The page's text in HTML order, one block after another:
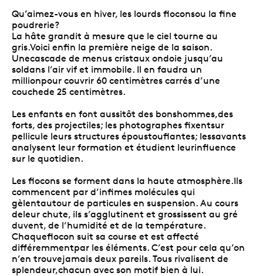
Qu’aimez-vous en hiver, les lourds floconsou la fine
poudrerie?
La hâte grandit à mesure que le ciel tourne au
gris.Voici enfin la première neige de la saison.
Unecascade de menus cristaux ondoie jusqu’au
soldans l’air vif et immobile. Il en faudra un
millionpour couvrir 60 centimètres carrés d’une
couchede 25 centimètres.
Les enfants en font aussitôt des bonshommes,des
forts, des projectiles; les photographes fixentsur
pellicule leurs structures époustouflantes; lessavants
analysent leur formation et étudient leurinfluence
sur le quotidien.
Les flocons se forment dans la haute atmosphère.Ils
commencent par d’infimes molécules qui
gèlentautour de particules en suspension. Au cours
deleur chute, ils s’agglutinent et grossissent au gré
duvent, de l’humidité et de la température.
Chaqueflocon suit sa course et est affecté
différemmentpar les éléments. C’est pour cela qu’on
n’en trouvejamais deux pareils. Tous rivalisent de
splendeur,chacun avec son motif bien à lui.